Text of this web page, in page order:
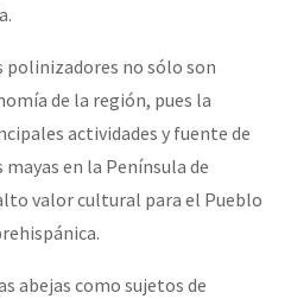
polinizadores no sólo son
de la región, pues la
actividades y fuente de
en la Península de
valor cultural para el Pueblo
abejas como sujetos de